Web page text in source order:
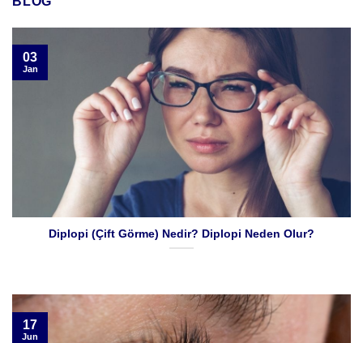
Diplopi (Çift Görme) Nedir? Diplopi Neden Olur?
03
Jan
17
Jun